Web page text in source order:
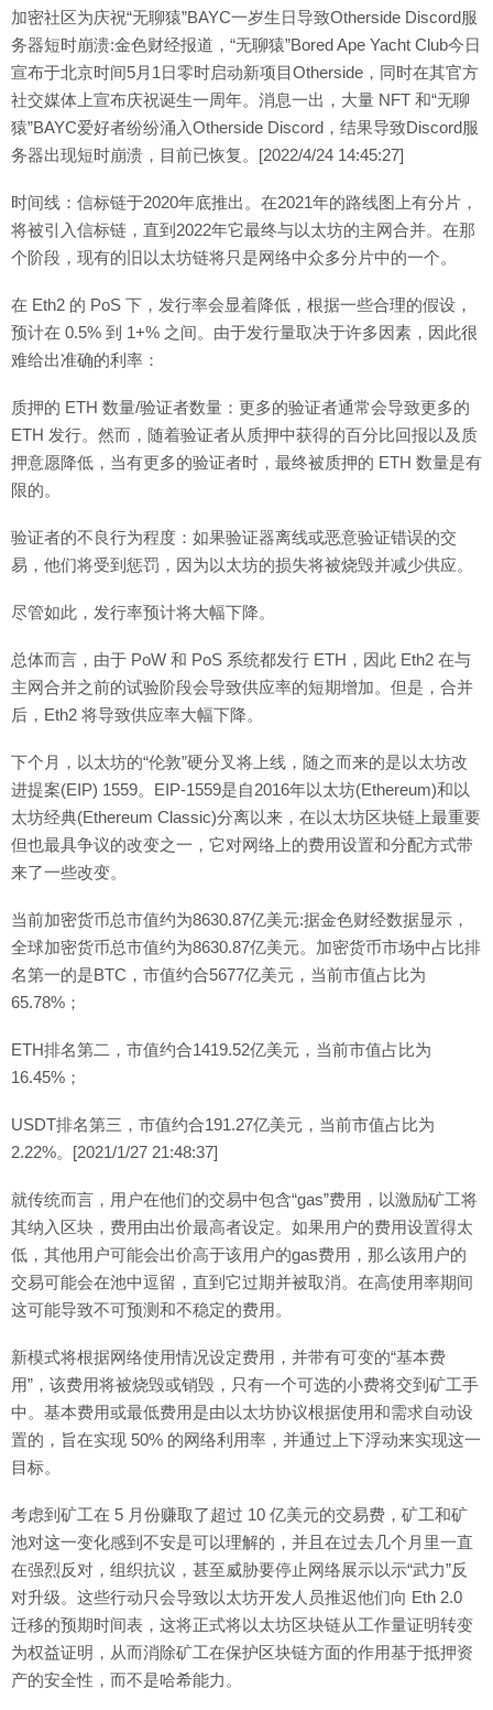
加密社区为庆祝“无聊猿”BAYC一岁生日导致Otherside Discord服
务器短时崩溃:金色财经报道，“无聊猿”Bored Ape Yacht Club今日
宣布于北京时间5月1日零时启动新项目Otherside，同时在其官方
社交媒体上宣布庆祝诞生一周年。消息一出，大量 NFT 和“无聊
猿”BAYC爱好者纷纷涌入Otherside Discord，结果导致Discord服
务器出现短时崩溃，目前已恢复。[2022/4/24 14:45:27]
时间线：信标链于2020年底推出。在2021年的路线图上有分片，
将被引入信标链，直到2022年它最终与以太坊的主网合并。在那
个阶段，现有的旧以太坊链将只是网络中众多分片中的一个。
在 Eth2 的 PoS 下，发行率会显着降低，根据一些合理的假设，
预计在 0.5% 到 1+% 之间。由于发行量取决于许多因素，因此很
难给出准确的利率：
质押的 ETH 数量/验证者数量：更多的验证者通常会导致更多的
ETH 发行。然而，随着验证者从质押中获得的百分比回报以及质
押意愿降低，当有更多的验证者时，最终被质押的 ETH 数量是有
限的。
验证者的不良行为程度：如果验证器离线或恶意验证错误的交
易，他们将受到惩罚，因为以太坊的损失将被烧毁并减少供应。
尽管如此，发行率预计将大幅下降。
总体而言，由于 PoW 和 PoS 系统都发行 ETH，因此 Eth2 在与
主网合并之前的试验阶段会导致供应率的短期增加。但是，合并
后，Eth2 将导致供应率大幅下降。
下个月，以太坊的“伦敦”硬分叉将上线，随之而来的是以太坊改
进提案(EIP) 1559。EIP-1559是自2016年以太坊(Ethereum)和以
太坊经典(Ethereum Classic)分离以来，在以太坊区块链上最重要
但也最具争议的改变之一，它对网络上的费用设置和分配方式带
来了一些改变。
当前加密货币总市值约为8630.87亿美元:据金色财经数据显示，
全球加密货币总市值约为8630.87亿美元。加密货币市场中占比排
名第一的是BTC，市值约合5677亿美元，当前市值占比为
65.78%；
ETH排名第二，市值约合1419.52亿美元，当前市值占比为
16.45%；
USDT排名第三，市值约合191.27亿美元，当前市值占比为
2.22%。[2021/1/27 21:48:37]
就传统而言，用户在他们的交易中包含“gas”费用，以激励矿工将
其纳入区块，费用由出价最高者设定。如果用户的费用设置得太
低，其他用户可能会出价高于该用户的gas费用，那么该用户的
交易可能会在池中逗留，直到它过期并被取消。在高使用率期间
这可能导致不可预测和不稳定的费用。
新模式将根据网络使用情况设定费用，并带有可变的“基本费
用”，该费用将被烧毁或销毁，只有一个可选的小费将交到矿工手
中。基本费用或最低费用是由以太坊协议根据使用和需求自动设
置的，旨在实现 50% 的网络利用率，并通过上下浮动来实现这一
目标。
考虑到矿工在 5 月份赚取了超过 10 亿美元的交易费，矿工和矿
池对这一变化感到不安是可以理解的，并且在过去几个月里一直
在强烈反对，组织抗议，甚至威胁要停止网络展示以示“武力”反
对升级。这些行动只会导致以太坊开发人员推迟他们向 Eth 2.0
迁移的预期时间表，这将正式将以太坊区块链从工作量证明转变
为权益证明，从而消除矿工在保护区块链方面的作用基于抵押资
产的安全性，而不是哈希能力。